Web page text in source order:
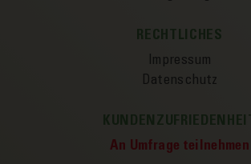
RECHTLICHES
Impressum
Datenschutz
KUNDENZUFRIEDENHEIT
An Umfrage teilnehmen